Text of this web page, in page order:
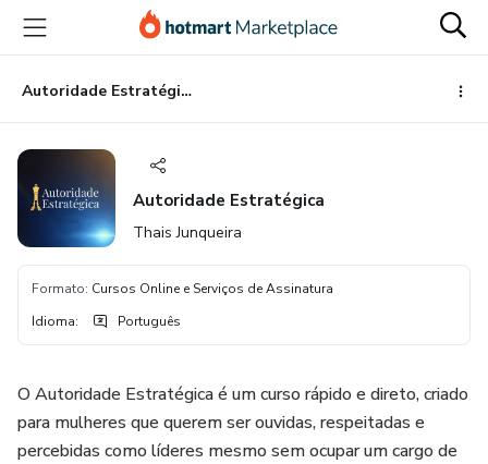
para
conteúdo
principal
para
pagamento
para
rodapé
Autoridade Estratégica
Autoridade Estratégica
Thais Junqueira
Formato: Cursos Online e Serviços de Assinatura
Idioma: Português
O Autoridade Estratégica é um curso rápido e direto, criado
para mulheres que querem ser ouvidas, respeitadas e
percebidas como líderes mesmo sem ocupar um cargo de